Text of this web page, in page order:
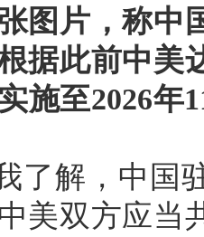
图片，称中
据此前中美
施至2026年
了解，中国
美双方应当